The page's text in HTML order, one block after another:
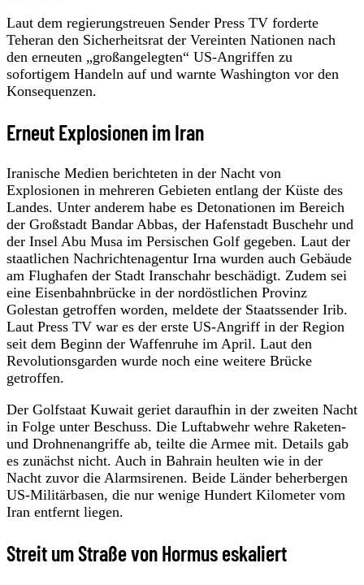
Laut dem regierungstreuen Sender Press TV forderte
Teheran den Sicherheitsrat der Vereinten Nationen nach
den erneuten „großangelegten“ US-Angriffen zu
sofortigem Handeln auf und warnte Washington vor den
Konsequenzen.
Erneut Explosionen im Iran
Iranische Medien berichteten in der Nacht von
Explosionen in mehreren Gebieten entlang der Küste des
Landes. Unter anderem habe es Detonationen im Bereich
der Großstadt Bandar Abbas, der Hafenstadt Buschehr und
der Insel Abu Musa im Persischen Golf gegeben. Laut der
staatlichen Nachrichtenagentur Irna wurden auch Gebäude
am Flughafen der Stadt Iranschahr beschädigt. Zudem sei
eine Eisenbahnbrücke in der nordöstlichen Provinz
Golestan getroffen worden, meldete der Staatssender Irib.
Laut Press TV war es der erste US-Angriff in der Region
seit dem Beginn der Waffenruhe im April. Laut den
Revolutionsgarden wurde noch eine weitere Brücke
getroffen.
Der Golfstaat Kuwait geriet daraufhin in der zweiten Nacht
in Folge unter Beschuss. Die Luftabwehr wehre Raketen-
und Drohnenangriffe ab, teilte die Armee mit. Details gab
es zunächst nicht. Auch in Bahrain heulten wie in der
Nacht zuvor die Alarmsirenen. Beide Länder beherbergen
US-Militärbasen, die nur wenige Hundert Kilometer vom
Iran entfernt liegen.
Streit um Straße von Hormus eskaliert